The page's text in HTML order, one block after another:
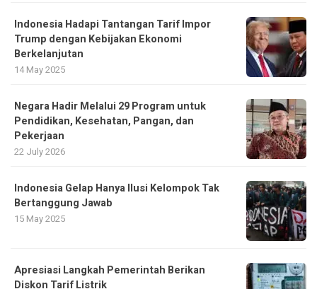
Indonesia Hadapi Tantangan Tarif Impor
Trump dengan Kebijakan Ekonomi
Berkelanjutan
14 May 2025
Negara Hadir Melalui 29 Program untuk
Pendidikan, Kesehatan, Pangan, dan
Pekerjaan
22 July 2026
Indonesia Gelap Hanya Ilusi Kelompok Tak
Bertanggung Jawab
15 May 2025
Apresiasi Langkah Pemerintah Berikan
Diskon Tarif Listrik